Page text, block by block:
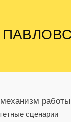
работы
сценарии